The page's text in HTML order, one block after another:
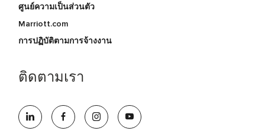
ศูนย์ความเป็นส่วนตัว
Marriott.com
การปฏิบัติตามการจ้างงาน
ติดตามเรา